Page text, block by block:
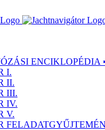
ENCIKLOPÉDIA
I.
II.
III.
IV.
V.